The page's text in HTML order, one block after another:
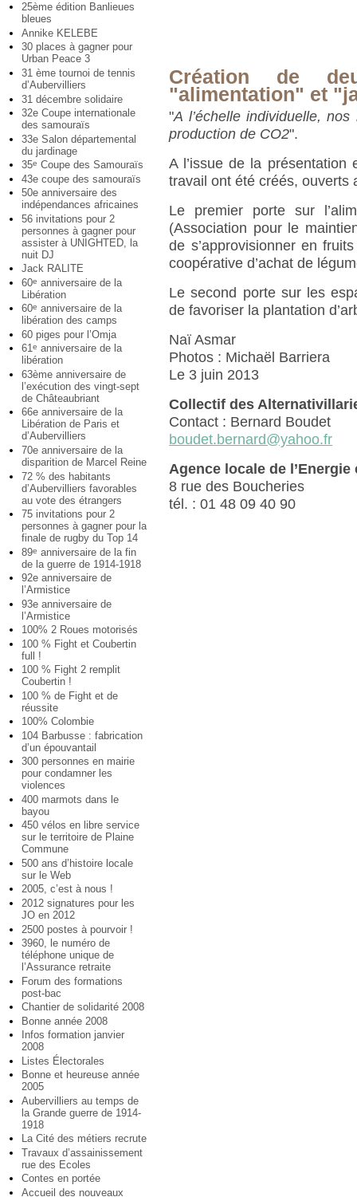
25ème édition Banlieues
bleues
Annike KELEBE
30 places à gagner pour
Urban Peace 3
31 ème tournoi de tennis
d’Aubervilliers
31 décembre solidaire
32e Coupe internationale
des samouraïs
33e Salon départemental
du jardinage
35e Coupe des Samouraïs
43e coupe des samouraïs
50e anniversaire des
indépendances africaines
56 invitations pour 2
personnes à gagner pour
assister à UNIGHTED, la
nuit DJ
Jack RALITE
60e anniversaire de la
Libération
60e anniversaire de la
libération des camps
60 piges pour l’Omja
61e anniversaire de la
libération
63ème anniversaire de
l’exécution des vingt-sept
de Châteaubriant
66e anniversaire de la
Libération de Paris et
d’Aubervilliers
70e anniversaire de la
disparition de Marcel Reine
72 % des habitants
d’Aubervilliers favorables
au vote des étrangers
75 invitations pour 2
personnes à gagner pour la
finale de rugby du Top 14
89e anniversaire de la fin
de la guerre de 1914-1918
92e anniversaire de
l’Armistice
93e anniversaire de
l’Armistice
100% 2 Roues motorisés
100 % Fight et Coubertin
full !
100 % Fight 2 remplit
Coubertin !
100 % de Fight et de
réussite
100% Colombie
104 Barbusse : fabrication
d’un épouvantail
300 personnes en mairie
pour condamner les
violences
400 marmots dans le
bayou
450 vélos en libre service
sur le territoire de Plaine
Commune
500 ans d’histoire locale
sur le Web
2005, c’est à nous !
2012 signatures pour les
JO en 2012
2500 postes à pourvoir !
3960, le numéro de
téléphone unique de
l’Assurance retraite
Forum des formations
post-bac
Chantier de solidarité 2008
Bonne année 2008
Infos formation janvier
2008
Listes Électorales
Bonne et heureuse année
2005
Aubervilliers au temps de
la Grande guerre de 1914-
1918
La Cité des métiers recrute
Travaux d’assainissement
rue des Ecoles
Contes en portée
Accueil des nouveaux
Création de
"alimentation" et
"A l’échelle individuelle,
production de CO2".
A l’issue de la
travail ont été créés, ouverts
Le premier porte sur
(Association pour le
de s’approvisionner en
coopérative d’achat de
Le second porte sur les
de favoriser la plantation
Naï Asmar
Photos : Michaël Barriera
Le 3 juin 2013
Collectif des
Contact : Bernard Boudet
boudet.bernard@yahoo.fr
Agence locale de l’Energie
8 rue des Boucheries
tél. : 01 48 09 40 90